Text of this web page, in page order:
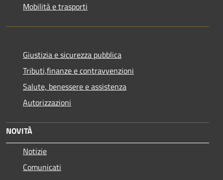
Mobilità e trasporti
Giustizia e sicurezza pubblica
Tributi,finanze e contravvenzioni
Salute, benessere e assistenza
Autorizzazioni
NOVITÀ
Notizie
Comunicati